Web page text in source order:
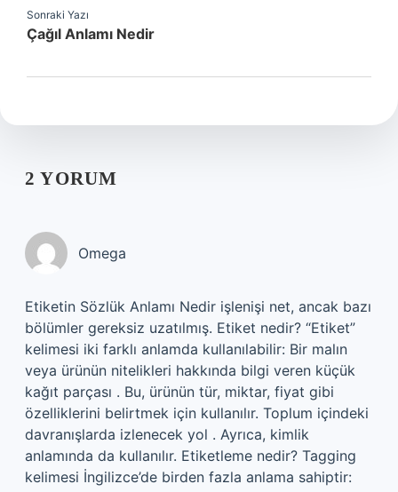
Sonraki Yazı
Çağıl Anlamı Nedir
2 YORUM
Omega
Etiketin Sözlük Anlamı Nedir işlenişi net, ancak bazı
bölümler gereksiz uzatılmış. Etiket nedir? “Etiket”
kelimesi iki farklı anlamda kullanılabilir: Bir malın
veya ürünün nitelikleri hakkında bilgi veren küçük
kağıt parçası . Bu, ürünün tür, miktar, fiyat gibi
özelliklerini belirtmek için kullanılır. Toplum içindeki
davranışlarda izlenecek yol . Ayrıca, kimlik
anlamında da kullanılır. Etiketleme nedir? Tagging
kelimesi İngilizce’de birden fazla anlama sahiptir: